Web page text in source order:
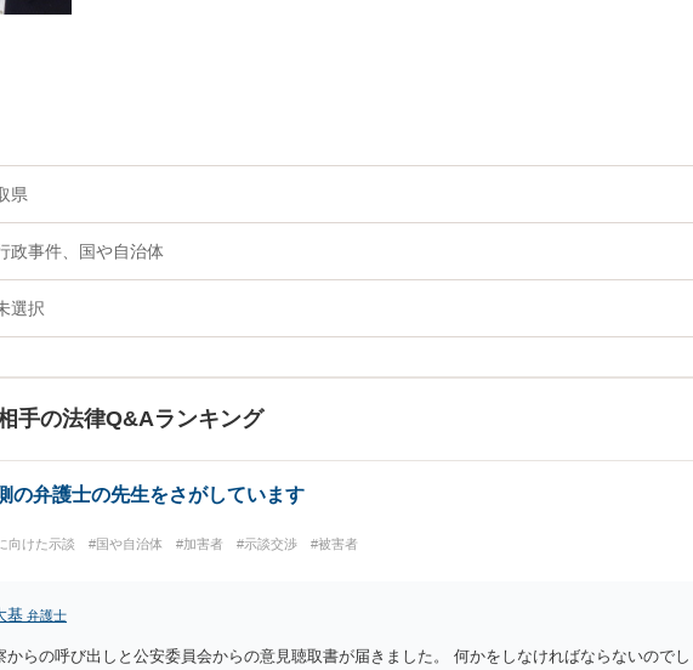
県
政事件、国や自治体
選択
手の法律Q&Aランキング
の弁護士の先生をさがしています
向けた示談 #国や自治体 #加害者 #示談交渉 #被害者
基 弁護士
からの呼び出しと公安委員会からの意見聴取書が届きました。 何かをしなければならないので